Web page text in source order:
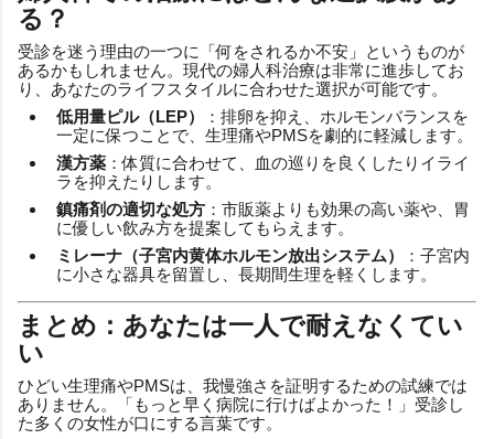
る？
受診を迷う理由の一つに「何をされるか不安」というものが
あるかもしれません。現代の婦人科治療は非常に進歩してお
り、あなたのライフスタイルに合わせた選択が可能です。
低用量ピル（LEP）
：排卵を抑え、ホルモンバランスを
一定に保つことで、生理痛やPMSを劇的に軽減します。
漢方薬 ：体質に合わせて、血の巡りを良くしたりイライ
ラを抑えたりします。
鎮痛剤の適切な処方 ：市販薬よりも効果の高い薬や、胃
に優しい飲み方を提案してもらえます。
ミレーナ（子宮内黄体ホルモン放出システム）
：子宮内
に小さな器具を留置し、長期間生理を軽くします。
まとめ：あなたは一人で耐えなくてい
い
ひどい生理痛やPMSは、我慢強さを証明するための試練では
ありません。「もっと早く病院に行けばよかった！」受診し
た多くの女性が口にする言葉です。